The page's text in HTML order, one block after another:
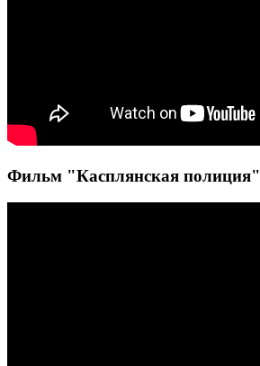
Фильм "Касплянская полиция"